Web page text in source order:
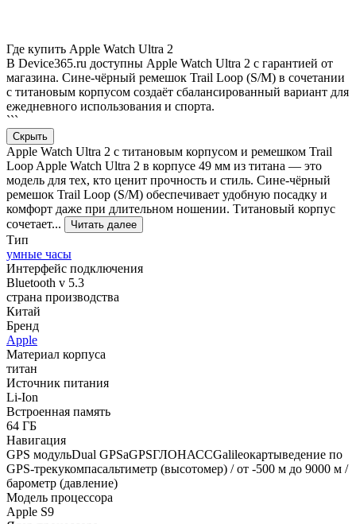
Где купить Apple Watch Ultra 2
В Device365.ru доступны Apple Watch Ultra 2 с гарантией от
магазина. Сине-чёрный ремешок Trail Loop (S/M) в сочетании
с титановым корпусом создаёт сбалансированный вариант для
ежедневного использования и спорта.
```
Скрыть
Apple Watch Ultra 2 с титановым корпусом и ремешком Trail
Loop Apple Watch Ultra 2 в корпусе 49 мм из титана — это
модель для тех, кто ценит прочность и стиль. Сине-чёрный
ремешок Trail Loop (S/M) обеспечивает удобную посадку и
комфорт даже при длительном ношении. Титановый корпус
сочетает...
Читать далее
Тип
умные часы
Интерфейс подключения
Bluetooth v 5.3
страна производства
Китай
Бренд
Apple
Материал корпуса
титан
Источник питания
Li-Ion
Встроенная память
64 ГБ
Навигация
GPS модульDual GPSaGPSГЛОНАССGalileoкартыведение по
GPS-трекукомпасальтиметр (высотомер) / от -500 м до 9000 м /
барометр (давление)
Модель процессора
Apple S9